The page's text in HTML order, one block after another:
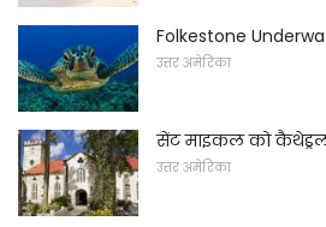
Folkestone
उत्तर अमेरिका
सेंट माइकल को
उत्तर अमेरिका